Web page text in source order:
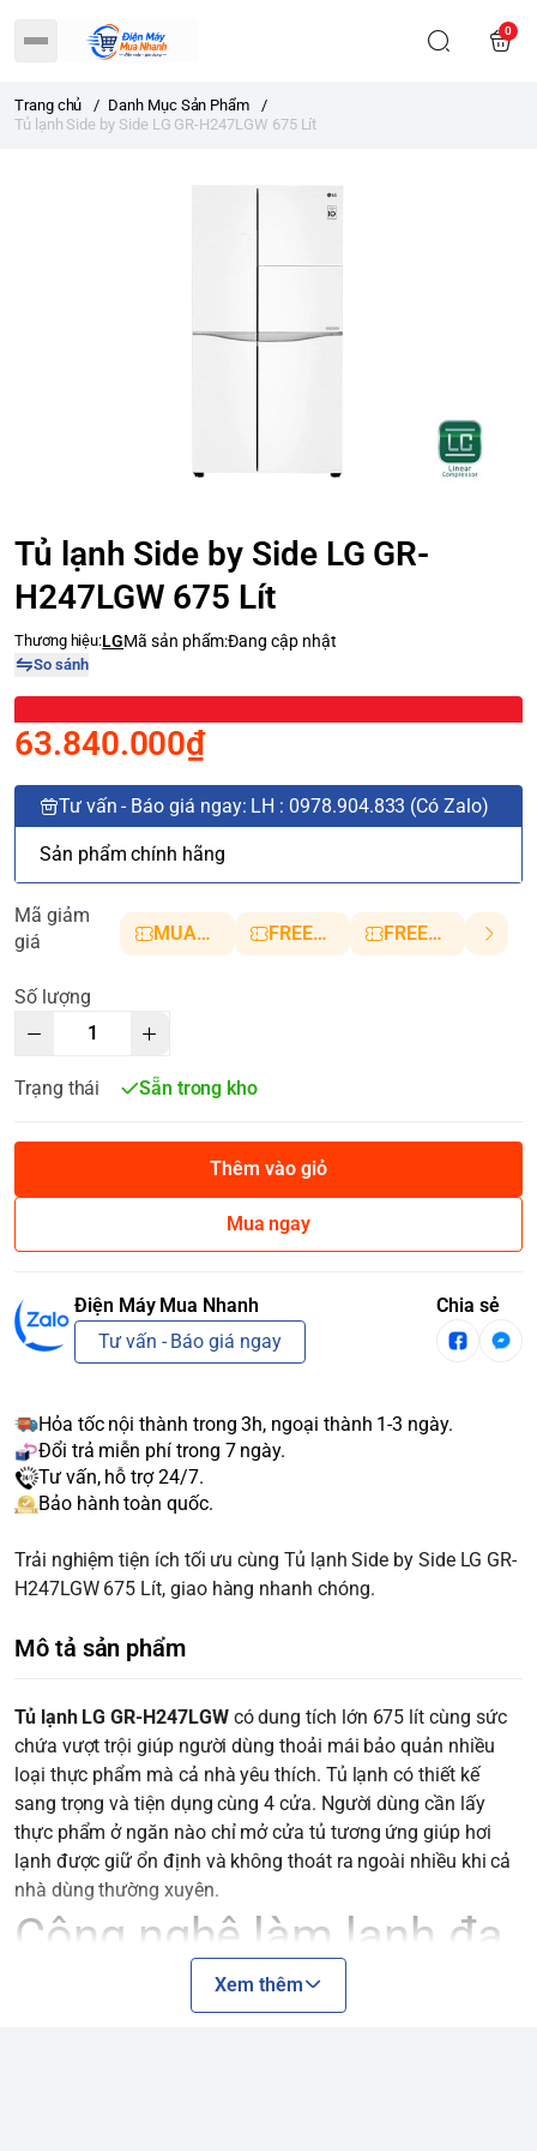
0
Trang chủ / Danh Mục Sản Phẩm
/
Tủ lạnh Side by Side LG GR-H247LGW 675 Lít
Tủ lạnh Side by Side LG GR-
H247LGW 675 Lít
Thương hiệu:LGMã sản phẩm:Đang cập nhật
So sánh
63.840.000₫
Tư vấn - Báo giá ngay: LH : 0978.904.833 (Có Zalo)
Sản phẩm chính hãng
Mã giảm
giá
MUANHANH01 FREESHIP5 FREESHIP10
Số lượng
Trạng thái Sẵn trong kho
Thêm vào giỏ
Mua ngay
Điện Máy Mua Nhanh
Tư vấn - Báo giá ngay
Chia sẻ
Hỏa tốc nội thành trong 3h, ngoại thành 1-3 ngày.
Đổi trả miễn phí trong 7 ngày.
Tư vấn, hỗ trợ 24/7.
Bảo hành toàn quốc.
Trải nghiệm tiện ích tối ưu cùng Tủ lạnh Side by Side LG GR-
H247LGW 675 Lít, giao hàng nhanh chóng.
Mô tả sản phẩm
Tủ lạnh LG GR-H247LGW có dung tích lớn 675 lít cùng sức
chứa vượt trội giúp người dùng thoải mái bảo quản nhiều
loại thực phẩm mà cả nhà yêu thích. Tủ lạnh có thiết kế
sang trọng và tiện dụng cùng 4 cửa. Người dùng cần lấy
thực phẩm ở ngăn nào chỉ mở cửa tủ tương ứng giúp hơi
lạnh được giữ ổn định và không thoát ra ngoài nhiều khi cả
nhà dùng thường xuyên.
Công nghệ làm lạnh đa
Xem thêm